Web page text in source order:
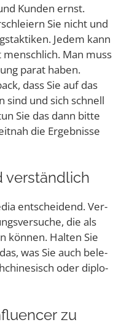
Kun­den ernst.
Sie nicht und
Jedem kann
Man muss
parat haben.
dass Sie auf das
sind und sich schnell
Sie das dann bit­te
die Ergeb­nis­se
verständlich
ent­schei­dend. Ver­
die als
kön­nen. Hal­ten Sie
was Sie auch bele­
oder diplo­
zu